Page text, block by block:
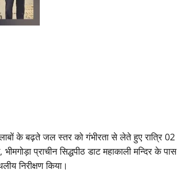
के बढ़ते जल स्तर को गंभीरता से लेते हुए रात्रि 02
प्राचीन सिद्धपीठ डाट महाकाली मन्दिर के पास
निरीक्षण किया।